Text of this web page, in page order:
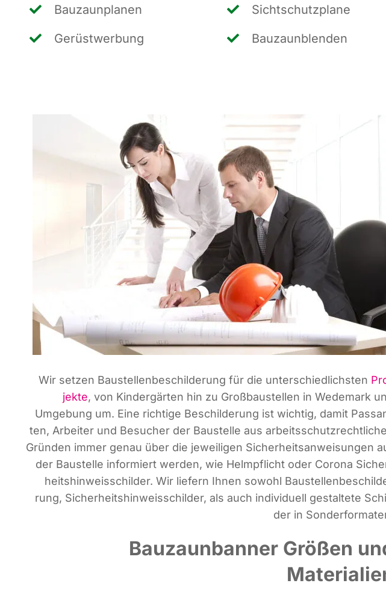
Bau­zaun­pla­nen
Gerüst­wer­bung
Sicht­schutz­pla­ne
Bau­zaun­blen­den
Wir set­zen Bau­stel­len­be­schil­de­rung für die unter­schied­lichs­ten
jek­te, von Kin­der­gär­ten hin zu Groß­bau­stel­len in Wede­mark
Umge­bung um. Eine rich­ti­ge Beschil­de­rung ist wich­tig, damit
ten, Arbei­ter und Besu­cher der Bau­stel­le aus
Grün­den immer genau über die jewei­li­gen Sicher­heits­an­wei­sun­gen
der Bau­stel­le infor­miert wer­den, wie Helm­pflicht oder Coro­na
heits­hin­weis­schil­der. Wir lie­fern Ihnen sowohl
rung, Sicher­heits­hin­weis­schil­der, als auch indi­vi­du­ell gestal­te­te
der in
Bauzaunbanner Größen